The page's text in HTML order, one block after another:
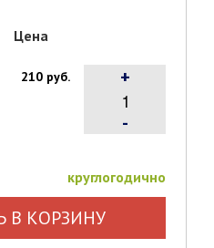
Цена
210 руб.
-
+
круглогодично
В КОРЗИНУ